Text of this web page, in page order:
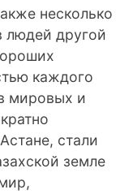
несколько
людей другой
каждого
мировых и
стали
земле